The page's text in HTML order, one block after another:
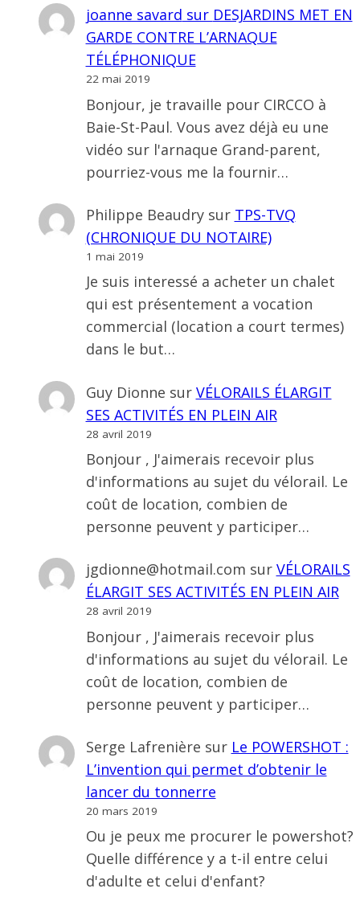
joanne savard sur DESJARDINS MET EN
GARDE CONTRE L’ARNAQUE
TÉLÉPHONIQUE
22 mai 2019
Bonjour, je travaille pour CIRCCO à
Baie-St-Paul. Vous avez déjà eu une
vidéo sur l'arnaque Grand-parent,
pourriez-vous me la fournir…
Philippe Beaudrysur TPS-TVQ
(CHRONIQUE DU NOTAIRE)
1 mai 2019
Je suis interessé a acheter un chalet
qui est présentement a vocation
commercial (location a court termes)
dans le but…
Guy Dionne sur VÉLORAILS ÉLARGIT
SES ACTIVITÉS EN PLEIN AIR
28 avril 2019
Bonjour , J'aimerais recevoir plus
d'informations au sujet du vélorail. Le
coût de location, combien de
personne peuvent y participer…
jgdionne@hotmail.com sur VÉLORAILS
ÉLARGIT SES ACTIVITÉS EN PLEIN AIR
28 avril 2019
Bonjour , J'aimerais recevoir plus
d'informations au sujet du vélorail. Le
coût de location, combien de
personne peuvent y participer…
Serge Lafrenière sur Le POWERSHOT :
L’invention qui permet d’obtenir le
lancer du tonnerre
20 mars 2019
Ou je peux me procurer le powershot?
Quelle différence y a t-il entre celui
d'adulte et celui d'enfant?